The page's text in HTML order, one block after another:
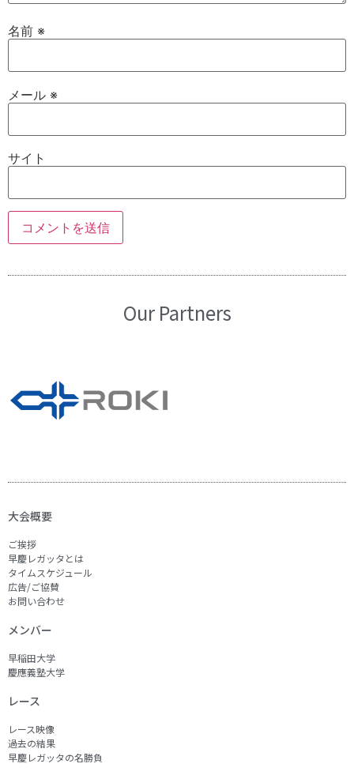
名前 ※
メール ※
サイト
Our Partners
大会概要
ご挨拶
早慶レガッタとは
タイムスケジュール
広告/ご協賛
お問い合わせ
メンバー
早稲田大学
慶應義塾大学
レース
レース映像
過去の結果
早慶レガッタの名勝負